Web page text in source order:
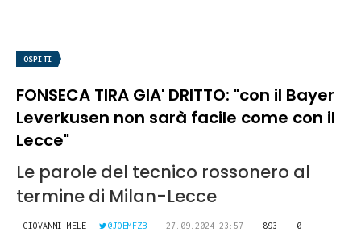
OSPITI
FONSECA TIRA GIA' DRITTO: "con il Bayer
Leverkusen non sarà facile come con il
Lecce"
Le parole del tecnico rossonero al
termine di Milan-Lecce
GIOVANNI MELE @JOEMFZB 27.09.2024 23:57 893 0